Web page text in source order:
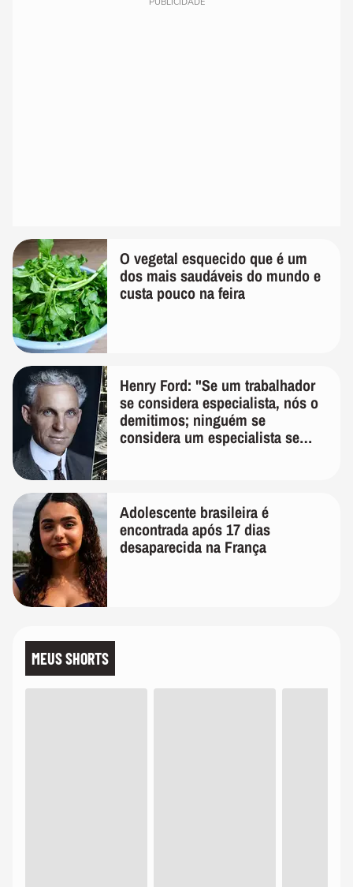
O vegetal esquecido que é um
dos mais saudáveis do mundo e
custa pouco na feira
Henry Ford: "Se um trabalhador
se considera especialista, nós o
demitimos; ninguém se
considera um especialista se
Adolescente brasileira é
encontrada após 17 dias
desaparecida na França
MEUS SHORTS